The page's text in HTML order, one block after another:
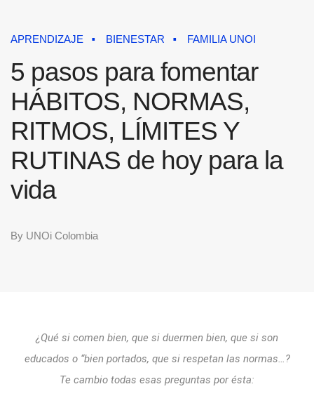
APRENDIZAJE BIENESTAR FAMILIA UNOI
5 pasos para fomentar
HÁBITOS, NORMAS,
RITMOS, LÍMITES Y
RUTINAS de hoy para la
vida
By UNOi Colombia
¿Qué si comen bien, que si duermen bien, que si son
educados o “bien portados, que si respetan las normas…?
Te cambio todas esas preguntas por ésta: